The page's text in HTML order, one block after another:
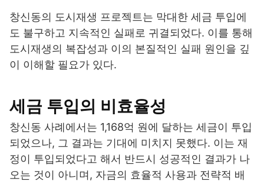
창신동의 도시재생 프로젝트는 막대한 세금 투입에
도 불구하고 지속적인 실패로 귀결되었다. 이를 통해
도시재생의 복잡성과 이의 본질적인 실패 원인을 깊
이 이해할 필요가 있다.
세금 투입의 비효율성
창신동 사례에서는 1,168억 원에 달하는 세금이 투입
되었으나, 그 결과는 기대에 미치지 못했다. 이는 재
정이 투입되었다고 해서 반드시 성공적인 결과가 나
오는 것이 아니며, 자금의 효율적 사용과 전략적 배